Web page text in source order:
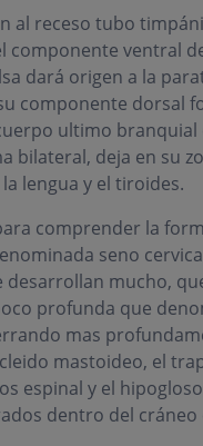
al receso tubo
ventral
dará origen a la
componente
ultimo
bilateral, deja en su
lengua y el tiroides.
comprender la
seno
mucho,
profunda que
mas
mastoideo, el
espinal y el
dentro del